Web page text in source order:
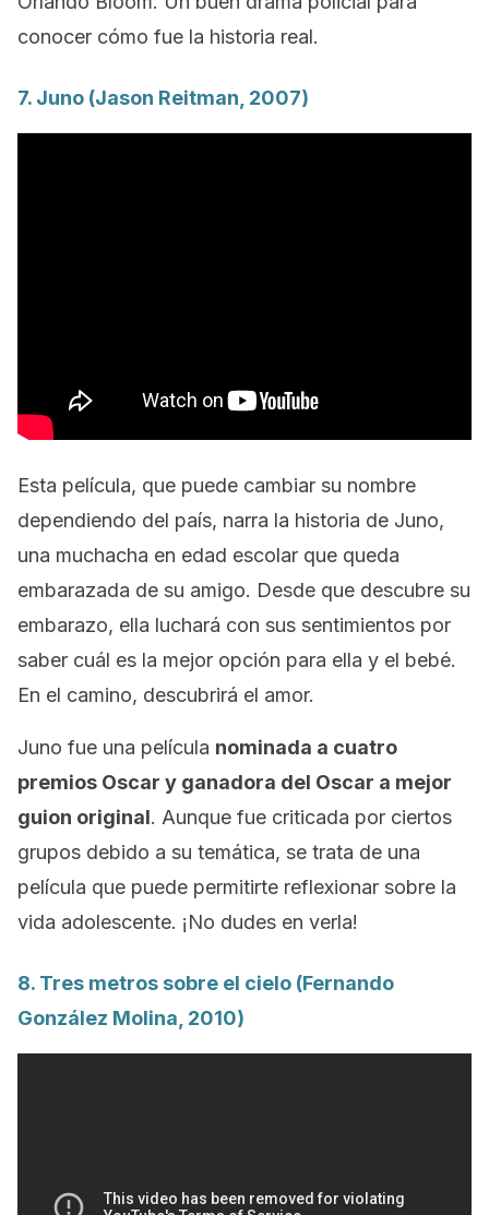
conocer cómo fue la historia real.
7. Juno (Jason Reitman, 2007)
Esta película, que puede cambiar su nombre
dependiendo del país, narra la historia de Juno,
una muchacha en edad escolar que queda
embarazada de su amigo. Desde que descubre su
embarazo, ella luchará con sus sentimientos por
saber cuál es la mejor opción para ella y el bebé.
En el camino, descubrirá el amor.
Juno fue una película nominada a cuatro
premios Oscar y ganadora del Oscar a mejor
guion original. Aunque fue criticada por ciertos
grupos debido a su temática, se trata de una
película que puede permitirte reflexionar sobre la
vida adolescente. ¡No dudes en verla!
8. Tres metros sobre el cielo (Fernando
González Molina, 2010)